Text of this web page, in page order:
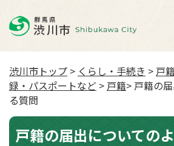
渋川市トップ > くらし・手続き > 戸
録・パスポートなど > 戸籍> 戸籍の
る質問
戸籍の届出についての